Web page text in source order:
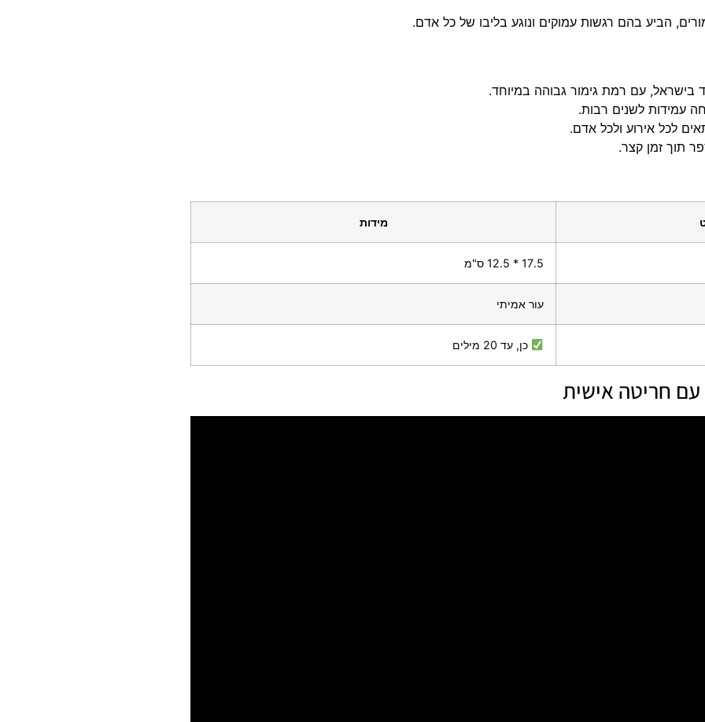
הביע בהם רגשות עמוקים ונוגע בליבו של כל אדם.
בישראל, עם רמת גימור גבוהה במיוחד.
עמידות לשנים רבות.
לכל אירוע ולכל אדם.
תוך זמן קצר.
מידות
17.5 * 12.5 ס"מ
עור אמיתי
כן, עד 20 מילים
חריטה אישית